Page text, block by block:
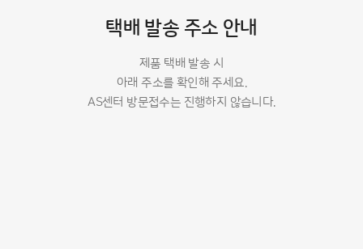
택배 발송 주소 안내
제품 택배 발송 시
아래 주소를 확인해 주세요.
AS센터 방문접수는 진행하지 않습니다.